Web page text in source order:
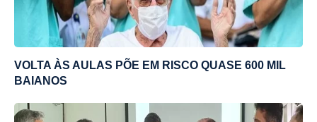
VOLTA ÀS AULAS PÕE EM RISCO QUASE 600 MIL
BAIANOS